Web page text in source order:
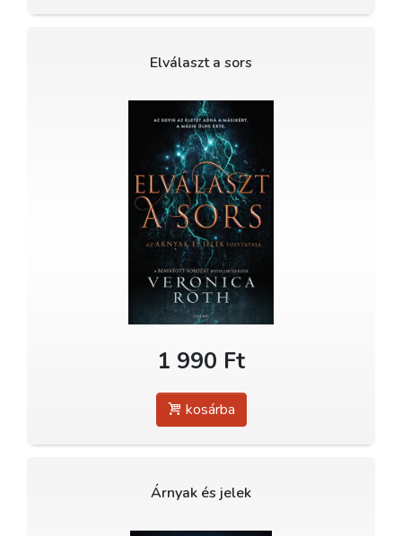
Elválaszt a sors
1 990 Ft
kosárba
Árnyak és jelek